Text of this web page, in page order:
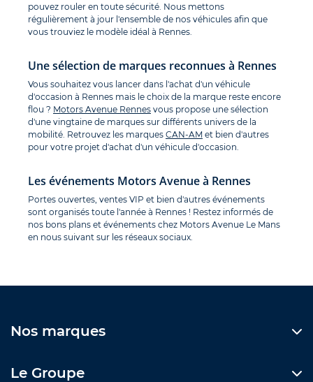
pouvez rouler en toute sécurité. Nous mettons
régulièrement à jour l'ensemble de nos véhicules afin que
vous trouviez le modèle idéal à Rennes.
Une sélection de marques reconnues à Rennes
Vous souhaitez vous lancer dans l'achat d'un véhicule
d'occasion à Rennes mais le choix de la marque reste encore
flou ? Motors Avenue Rennes vous propose une sélection
d'une vingtaine de marques sur différents univers de la
mobilité. Retrouvez les marques CAN-AM et bien d'autres
pour votre projet d'achat d'un véhicule d'occasion.
Les événements Motors Avenue à Rennes
Portes ouvertes, ventes VIP et bien d'autres événements
sont organisés toute l'année à Rennes ! Restez informés de
nos bons plans et événements chez Motors Avenue Le Mans
en nous suivant sur les réseaux sociaux.
Nos marques
Le Groupe